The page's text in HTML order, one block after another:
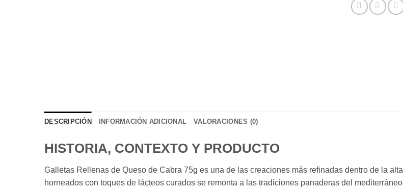
DESCRIPCIÓN INFORMACIÓN ADICIONAL VALORACIONES (0)
HISTORIA, CONTEXTO Y PRODUCTO
Galletas Rellenas de Queso de Cabra 75g es una de las creaciones más refinadas dentro de la
horneados con toques de lácteos curados se remonta a las tradiciones panaderas del